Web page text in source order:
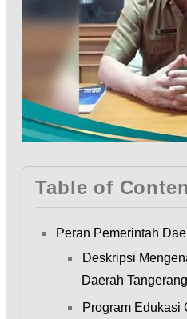
Table of
Peran Pemerintah
Deskripsi
Daerah
Program Edukasi